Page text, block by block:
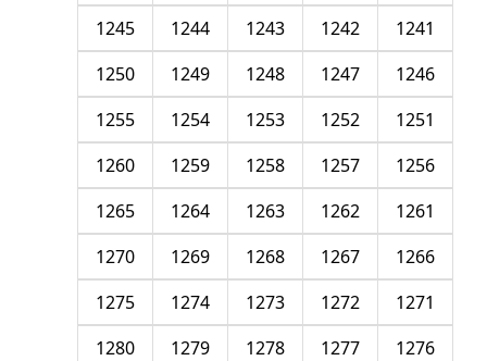
1241
1242
1243
1244
1245
1246
1247
1248
1249
1250
1251
1252
1253
1254
1255
1256
1257
1258
1259
1260
1261
1262
1263
1264
1265
1266
1267
1268
1269
1270
1271
1272
1273
1274
1275
1276
1277
1278
1279
1280